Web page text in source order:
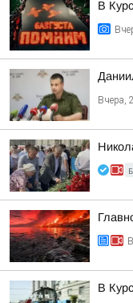
В
Вчера,
В